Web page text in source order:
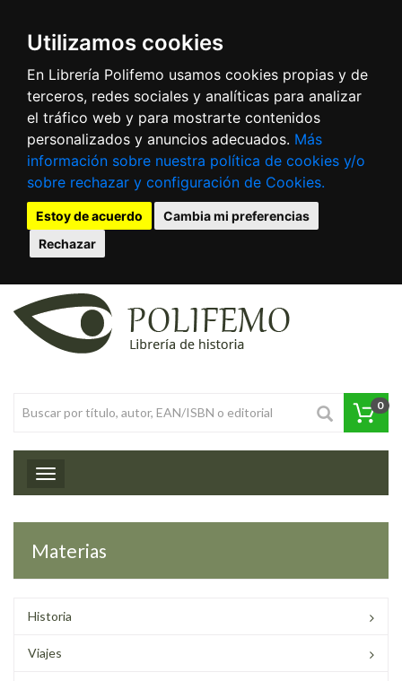
Utilizamos cookies
En Librería Polifemo usamos cookies propias y de
terceros, redes sociales y analíticas para analizar
el tráfico web y para mostrarte contenidos
personalizados y anuncios adecuados. Más
información sobre nuestra política de cookies y/o
sobre rechazar y configuración de Cookies.
Estoy de acuerdo
Cambia mi preferencias
Rechazar
0
Toggle navigation
Materias
Historia
Viajes